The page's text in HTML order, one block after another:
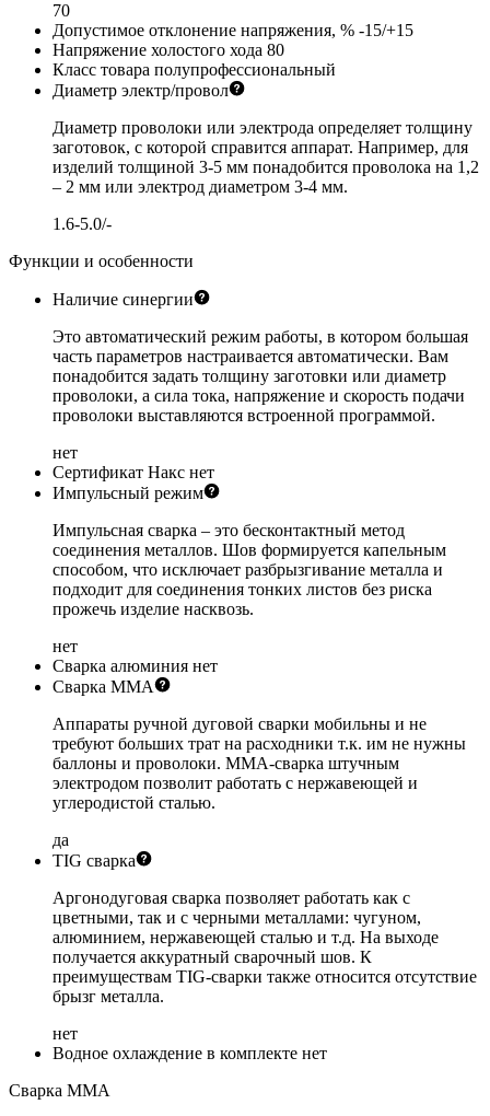
70
Допустимое отклонение напряжения, % -15/+15
Напряжение холостого хода 80
Класс товара полупрофессиональный
Диаметр электр/провол
Диаметр проволоки или электрода определяет толщину
заготовок, с которой справится аппарат. Например, для
изделий толщиной 3-5 мм понадобится проволока на 1,2
– 2 мм или электрод диаметром 3-4 мм.
1.6-5.0/-
Функции и особенности
Наличие синергии
Это автоматический режим работы, в котором большая
часть параметров настраивается автоматически. Вам
понадобится задать толщину заготовки или диаметр
проволоки, а сила тока, напряжение и скорость подачи
проволоки выставляются встроенной программой.
нет
Сертификат Накс нет
Импульсный режим
Импульсная сварка – это бесконтактный метод
соединения металлов. Шов формируется капельным
способом, что исключает разбрызгивание металла и
подходит для соединения тонких листов без риска
прожечь изделие насквозь.
нет
Сварка алюминия нет
Сварка ММА
Аппараты ручной дуговой сварки мобильны и не
требуют больших трат на расходники т.к. им не нужны
баллоны и проволоки. ММА-сварка штучным
электродом позволит работать с нержавеющей и
углеродистой сталью.
да
TIG сварка
Аргонодуговая сварка позволяет работать как с
цветными, так и с черными металлами: чугуном,
алюминием, нержавеющей сталью и т.д. На выходе
получается аккуратный сварочный шов. К
преимуществам TIG-сварки также относится отсутствие
брызг металла.
нет
Водное охлаждение в комплекте нет
Сварка MMA